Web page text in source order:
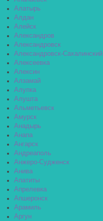
Алатырь
Алдан
Алейск
Александров
Александровск
Александровск-Сахалинский
Алексеевка
Алексин
Алзамай
Алупка
Алушта
Альметьевск
Амурск
Анадырь
Анапа
Ангарск
Андреаполь
Анжеро-Судженск
Анива
Апатиты
Апрелевка
Апшеронск
Арамиль
Аргун